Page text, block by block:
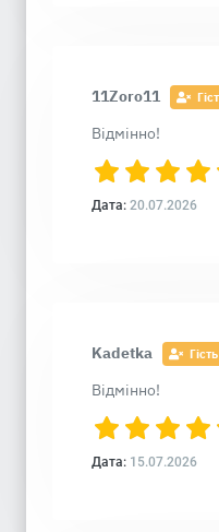
11Zoro11
Відмінно!
Дата: 20.07.2026
Kadetka Гість
Відмінно!
Дата: 15.07.2026